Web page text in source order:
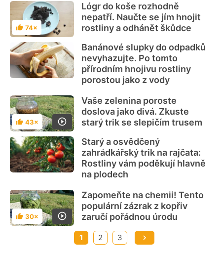
Hodnocení
74×
Lógr do koše rozhodně
nepatří. Naučte se jím hnojit
rostliny a odhánět škůdce
Banánové slupky do odpadků
nevyhazujte. Po tomto
přírodním hnojivu rostliny
porostou jako z vody
Hodnocení
43×
Vaše zelenina poroste
doslova jako divá. Zkuste
starý trik se slepičím trusem
Starý a osvědčený
zahrádkářský trik na rajčata:
Rostliny vám poděkují hlavně
na plodech
Hodnocení
30×
Zapomeňte na chemii! Tento
populární zázrak z kopřiv
zaručí pořádnou úrodu
1 2 3